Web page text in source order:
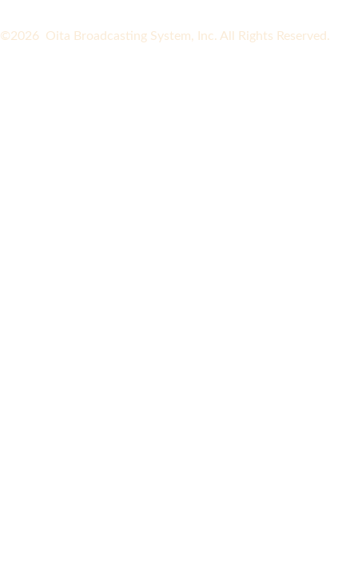
©2026 Oita Broadcasting System, Inc. All Rights Reserved.